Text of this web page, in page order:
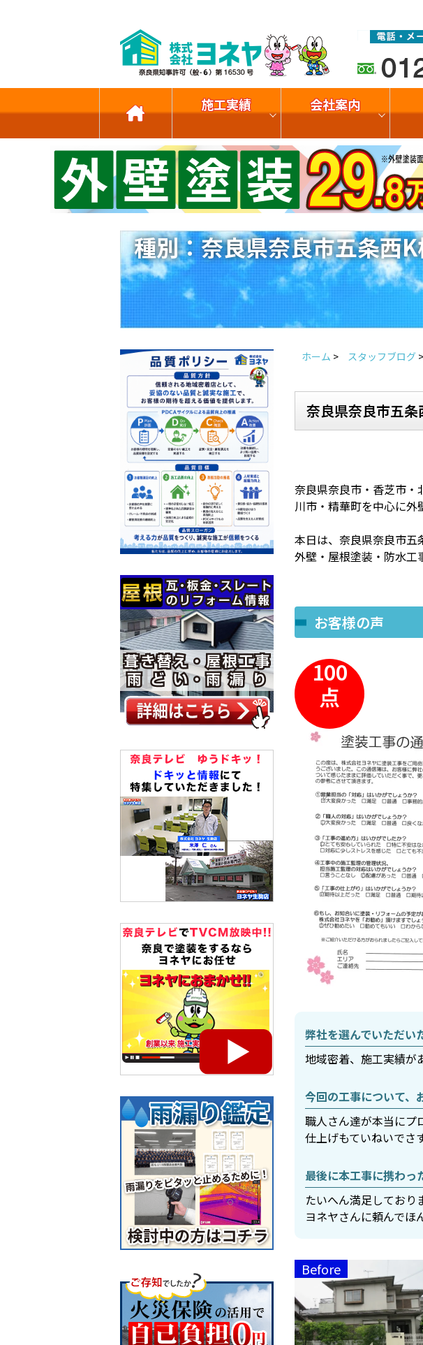
施工実績 会社案内
種別：奈良県奈良市五条西
ホーム > スタッフブログ >
奈良県奈良市五
奈良県奈良市・香芝市
川市・精華町を中心に外
本日は、奈良県奈良市五
外壁・屋根塗装・防水工
お客様の声
100
点
弊社を選んでいただい
地域密着、施工実績が
今回の工事について、
職人さん達が本当にプ
仕上げもていねいでさ
最後に本工事に携わっ
たいへん満足しており
ヨネヤさんに頼んでほ